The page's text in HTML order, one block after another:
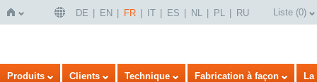
Page
DE EN FR IT ES NL PL RU Liste (0)
Produits Clients Technique Fabrication à façon